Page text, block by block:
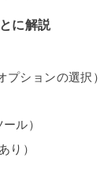
に解説
ションの選択）
ル）
り）